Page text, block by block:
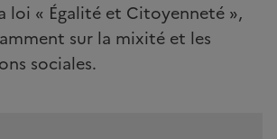
loi « Égalité et Citoyenneté »,
sur la mixité et les
sociales.